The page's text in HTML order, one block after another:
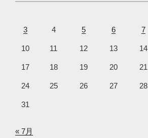
3 4 5 6 7
10 11 12 13 14
17 18 19 20 21
24 25 26 27 28
31
« 7月